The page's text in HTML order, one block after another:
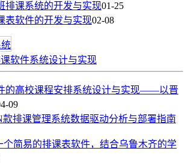
排课系统的开发与实现01-25
表软件的开发与实现02-08
软件系统设计与实现
的高校课程安排系统设计与实现——以晋
09
款排课管理系统数据驱动分析与部署指南
个简易的排课表软件，结合乌鲁木齐的学